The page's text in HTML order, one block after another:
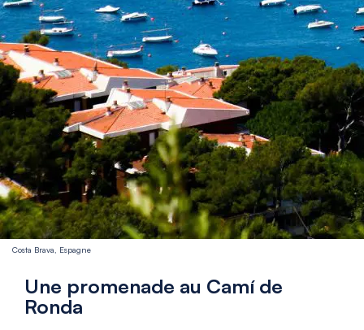
Costa Brava, Espagne
Une promenade au Camí de
Ronda